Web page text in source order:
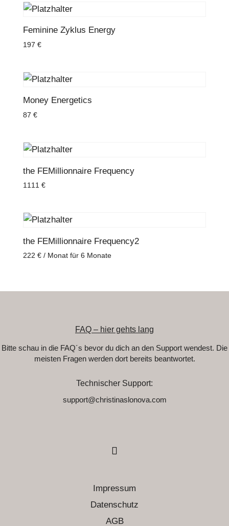
Feminine Zyklus Energy
197 €
Money Energetics
87 €
the FEMillionnaire Frequency
1111 €
the FEMillionnaire Frequency2
222 € / Monat für 6 Monate
FAQ – hier gehts lang
Bitte schau in die FAQ´s bevor du dich an den Support wendest. Die
meisten Fragen werden dort bereits beantwortet.
Technischer Support:
support@christinaslonova.com
Impressum
Datenschutz
AGB